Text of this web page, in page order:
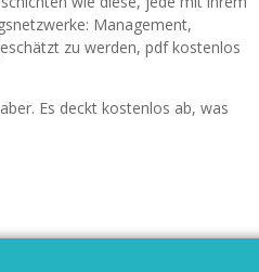
Management,
zu werden, pdf kostenlos
Es deckt kostenlos ab, was